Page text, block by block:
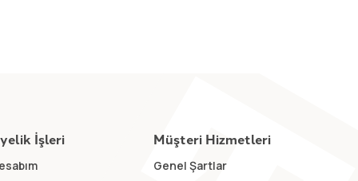
İşleri Müşteri Hizmetleri
Genel Şartlar